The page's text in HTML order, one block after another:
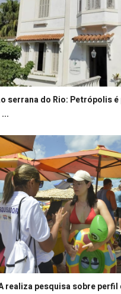
serrana do Rio: Petrópolis
realiza pesquisa sobre